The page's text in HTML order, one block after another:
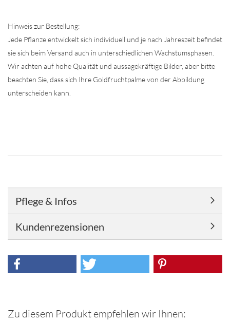
Hinweis zur Bestellung:
Jede Pflanze entwickelt sich individuell und je nach Jahreszeit befindet
sie sich beim Versand auch in unterschiedlichen Wachstumsphasen.
Wir achten auf hohe Qualität und aussagekräftige Bilder, aber bitte
beachten Sie, dass sich Ihre Goldfruchtpalme von der Abbildung
unterscheiden kann.
Pflege & Infos
Kundenrezensionen
Zu diesem Produkt empfehlen wir Ihnen: